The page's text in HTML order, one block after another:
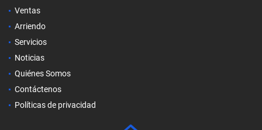
Ventas
Arriendo
Servicios
Noticias
Quiénes Somos
Contáctenos
Políticas de privacidad